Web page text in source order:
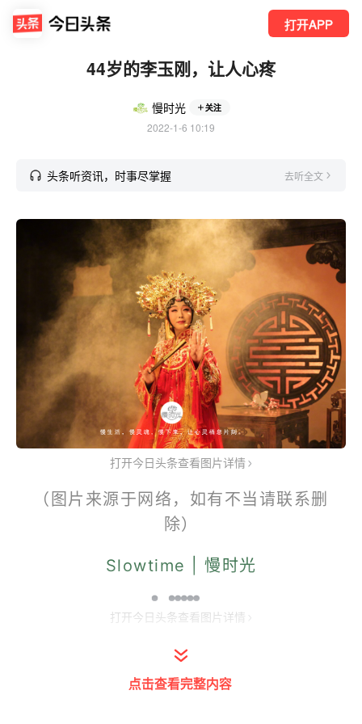
打开APP
44岁的李玉刚，让人心疼
慢时光 关注
2022-1-6 10:19
头条听资讯，时事尽掌握 去听全文
打开今日头条查看图片详情
（图片来源于网络，如有不当请联系删
除）
Slowtime | 慢时光
打开今日头条查看图片详情
文/时光君-双木
慢时光原创，转载请联系
点击查看完整内容